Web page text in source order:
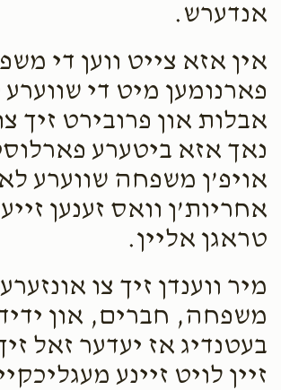
אנדערש.
אין אזא צייט ווען די
פארנומען מיט די שווערע
אבלות און פרובירט זיך
נאך אזא ביטערע
אויפ’ן משפחה שווערע
אחריות’ן וואס זענען
טראגן אליין.
מיר ווענדן זיך צו
משפחה, חברים, און
בעטנדיג אז יעדער זאל
זיין לויט זיינע